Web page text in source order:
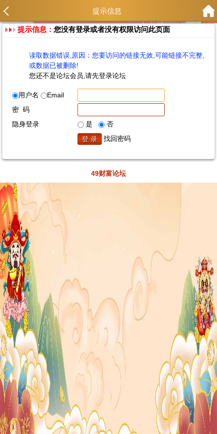
提示信息
提示信息：您没有登录或者没有权限访问此页面
读取数据错误,原因：您要访问的链接无效,可能链接不完整,
或数据已被删除!
您还不是论坛会员,请先登录论坛
用户名
Email
密 码
隐身登录
是
否
找回密码
49财富论坛